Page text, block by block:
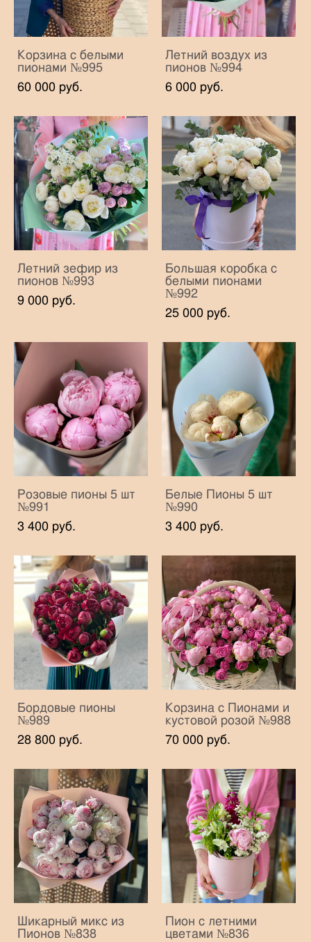
Корзина с белыми
пионами №995
60 000 pуб.
Летний воздух из
пионов №994
6 000 pуб.
Летний зефир из
пионов №993
9 000 pуб.
Большая коробка с
белыми пионами
№992
25 000 pуб.
Розовые пионы 5 шт
№991
3 400 pуб.
Белые Пионы 5 шт
№990
3 400 pуб.
Бордовые пионы
№989
28 800 pуб.
Корзина с Пионами и
кустовой розой №988
70 000 pуб.
Шикарный микс из
Пионов №838
Пион с летними
цветами №836